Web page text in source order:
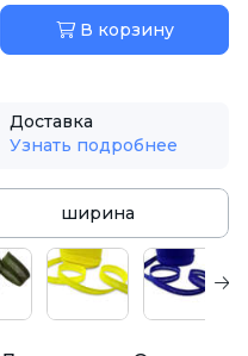
В корзину
Доставка
Узнать подробнее
ширина